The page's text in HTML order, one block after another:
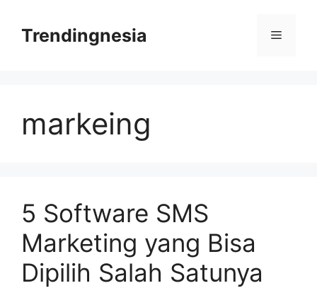
contentTrendingnesia Menu
markeing
5 Software SMS
Marketing yang Bisa
Dipilih Salah Satunya